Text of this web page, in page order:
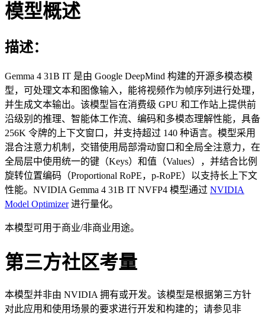
模型概述
描述：
Gemma 4 31B IT 是由 Google DeepMind 构建的开源多模态模
型，可处理文本和图像输入，能将视频作为帧序列进行处理，
并生成文本输出。该模型旨在消费级 GPU 和工作站上提供前
沿级别的推理、智能体工作流、编码和多模态理解性能，具备
256K 令牌的上下文窗口，并支持超过 140 种语言。模型采用
混合注意力机制，交错使用局部滑动窗口和全局全注意力，在
全局层中使用统一的键（Keys）和值（Values），并结合比例
旋转位置编码（Proportional RoPE，p-RoPE）以支持长上下文
性能。NVIDIA Gemma 4 31B IT NVFP4 模型通过 NVIDIA
Model Optimizer进行量化。
本模型可用于商业/非商业用途。
第三方社区考量
本模型并非由 NVIDIA 拥有或开发。该模型是根据第三方针
对此应用和使用场景的要求进行开发和构建的；请参见非